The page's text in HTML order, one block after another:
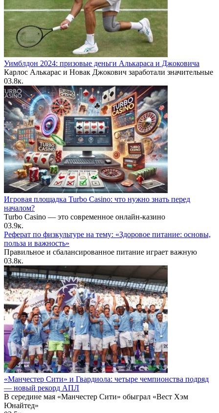
Уимблдон 2024: призовые деньги Алькараса и Джоковича
Карлос Алькарас и Новак Джокович заработали значительные
03.8к.
Игровая площадка Turbo Casino: что нужно знать перед
началом?
Turbo Casino — это современное онлайн-казино
03.9к.
Реферат по физкультуре на тему: «Здоровое питание: основы,
польза и важность»
Правильное и сбалансированное питание играет важную
03.8к.
«Манчестер Сити» и Гвардиола: четыре чемпионства подряд
— новый рекорд АПЛ
В середине мая «Манчестер Сити» обыграл «Вест Хэм
Юнайтед»